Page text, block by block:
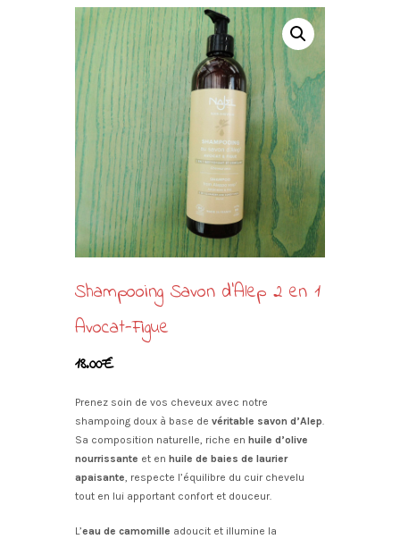
Shampooing Savon d’Alep 2 en 1
Avocat-Figue
18.00€
Prenez soin de vos cheveux avec notre
shampoing doux à base de véritable savon d’Alep.
Sa composition naturelle, riche en huile d’olive
nourrissante et en huile de baies de laurier
apaisante, respecte l’équilibre du cuir chevelu
tout en lui apportant confort et douceur.
L’eau de camomille adoucit et illumine la